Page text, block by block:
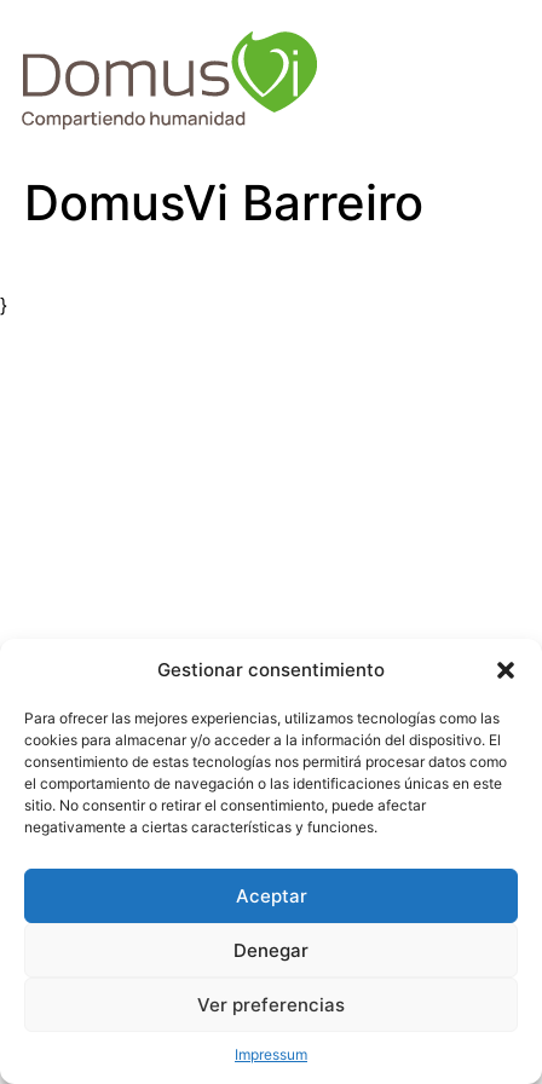
Gestionar consentimiento
Para ofrecer las mejores experiencias, utilizamos tecnologías como las
cookies para almacenar y/o acceder a la información del dispositivo. El
consentimiento de estas tecnologías nos permitirá procesar datos como
el comportamiento de navegación o las identificaciones únicas en este
sitio. No consentir o retirar el consentimiento, puede afectar
negativamente a ciertas características y funciones.
Aceptar
Denegar
Ver preferencias
Impressum
DomusVi Barreiro
}